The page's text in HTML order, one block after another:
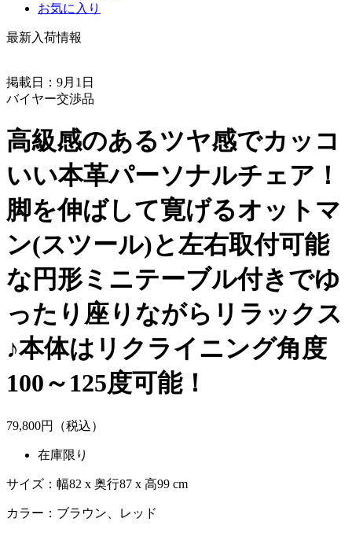
お気に入り
最新入荷情報
掲載日：9月1日
バイヤー交渉品
高級感のあるツヤ感でカッコ
いい本革パーソナルチェア！
脚を伸ばして寛げるオットマ
ン(スツール)と左右取付可能
な円形ミニテーブル付きでゆ
ったり座りながらリラックス
♪本体はリクライニング角度
100～125度可能！
79,800円（税込）
在庫限り
サイズ：幅82 x 奥行87 x 高99 cm
カラー：ブラウン、レッド